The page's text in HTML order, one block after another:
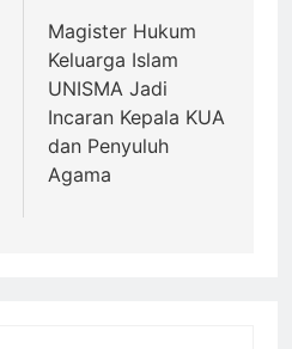
Magister Hukum
Keluarga Islam
UNISMA Jadi
Incaran Kepala KUA
dan Penyuluh
Agama